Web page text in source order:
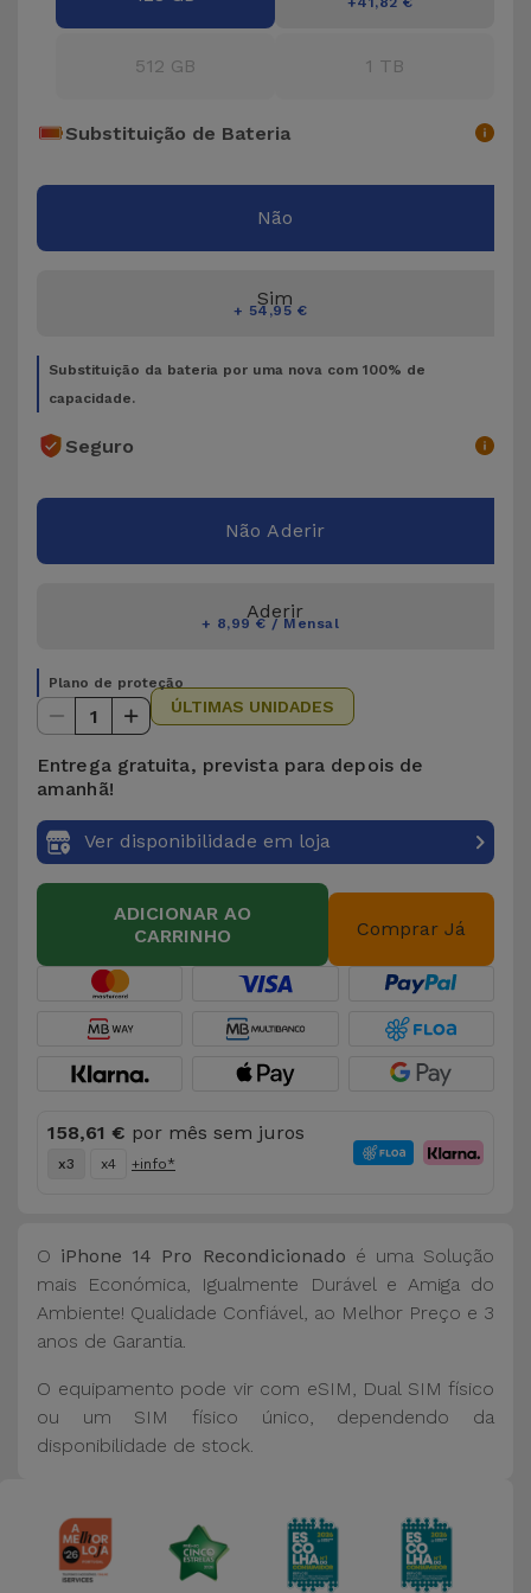
Acessórios
Computador
Acessórios
Tablet
Ver
tudo
512 GB 1 TB
Substituição de Bateria
Não
Sim
+ 54,95 €
Substituição da bateria por uma nova com 100% de
capacidade.
Seguro
Não Aderir
Aderir
+ 8,99 € / Mensal
Plano de proteção
1 ÚLTIMAS UNIDADES
Entrega gratuita, prevista para depois de
amanhã!
Ver disponibilidade em loja
ADICIONAR AO
CARRINHO
Comprar Já
158,61 € por mês sem juros
x3 x4 +info*
O iPhone 14 Pro Recondicionado é uma Solução
mais Económica, Igualmente Durável e Amiga do
Ambiente! Qualidade Confiável, ao Melhor Preço e 3
anos de Garantia.
O equipamento pode vir com eSIM, Dual SIM físico
ou um SIM físico único, dependendo da
disponibilidade de stock.